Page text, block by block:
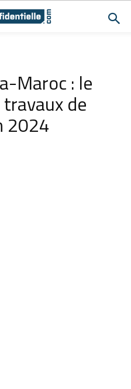
Maroc : le
de
2024